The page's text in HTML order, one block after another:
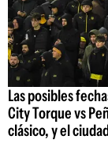
Las posibles
City Torque vs
clásico, y el